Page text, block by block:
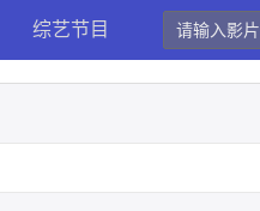
综艺节目